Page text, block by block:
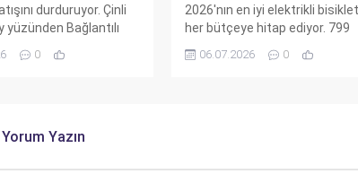
durduruyor. Çinli
yüzünden Bağlantılı
Polestar 3'ü
0
2026'nın en iyi elektrikli
her bütçeye hitap ediyor. 799
Lectric, Ride1Up ve Aventon
06.07.2026 0
Yazın